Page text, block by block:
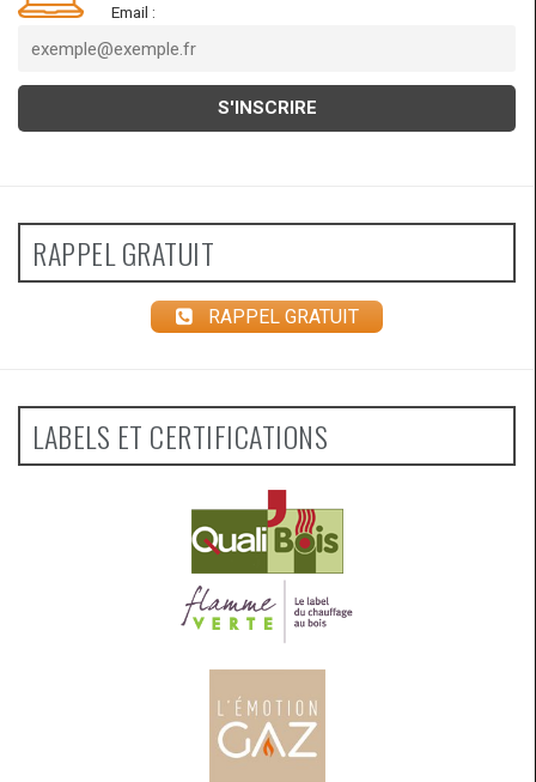
Email :
RAPPEL GRATUIT
RAPPEL GRATUIT
LABELS ET CERTIFICATIONS